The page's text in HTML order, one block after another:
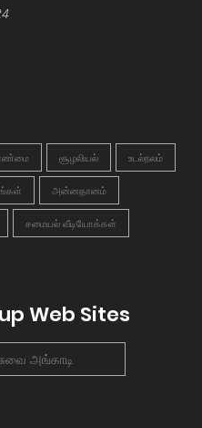
சூழலியல் உடல்நலம்
அன்னதானம்
சமையல் வீடியோக்கள்
Web Sites
அங்காடி